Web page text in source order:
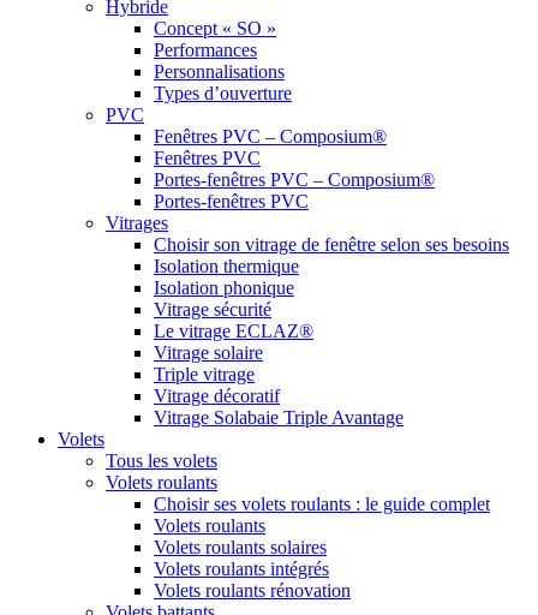
Hybride
Concept « SO »
Performances
Personnalisations
Types d’ouverture
PVC
Fenêtres PVC – Composium®
Fenêtres PVC
Portes-fenêtres PVC – Composium®
Portes-fenêtres PVC
Vitrages
Choisir son vitrage de fenêtre selon ses besoins
Isolation thermique
Isolation phonique
Vitrage sécurité
Le vitrage ECLAZ®
Vitrage solaire
Triple vitrage
Vitrage décoratif
Vitrage Solabaie Triple Avantage
Volets
Tous les volets
Volets roulants
Choisir ses volets roulants : le guide complet
Volets roulants
Volets roulants solaires
Volets roulants intégrés
Volets roulants rénovation